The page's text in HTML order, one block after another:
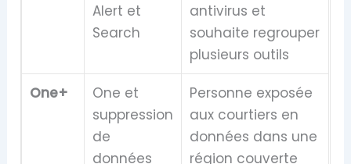
Alert et
Search
antivirus et
souhaite regrouper
plusieurs outils
One+
One et
suppression
de
données
Personne exposée
aux courtiers en
données dans une
région couverte